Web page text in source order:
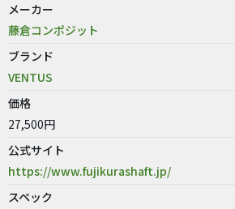
メーカー
藤倉コンポジット
ブランド
VENTUS
価格
27,500円
公式サイト
https://www.fujikurashaft.jp/
スペック